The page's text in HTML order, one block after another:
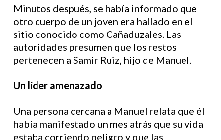
Minutos después, se había informado que
otro cuerpo de un joven era hallado en el
sitio conocido como Cañaduzales. Las
autoridades presumen que los restos
pertenecen a Samir Ruiz, hijo de Manuel.
Un líder amenazado
Una persona cercana a Manuel relata que él
había manifestado un mes atrás que su vida
estaba corriendo peligro y que las